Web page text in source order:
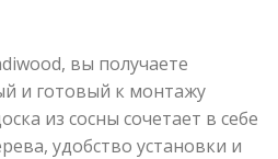
вы получаете
и готовый к монтажу
из сосны сочетает в себе
удобство установки и